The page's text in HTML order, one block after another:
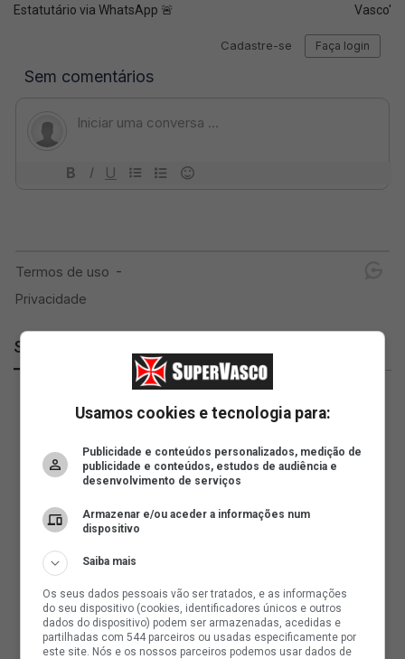
Estatutário via WhatsApp 🚨
Vasco'
SuperVasco
Usamos cookies e tecnologia para:
Publicidade e conteúdos personalizados, medição de
publicidade e conteúdos, estudos de audiência e
desenvolvimento de serviços
Armazenar e/ou aceder a informações num
dispositivo
Saiba mais
Os seus dados pessoais vão ser tratados, e as informações
do seu dispositivo (cookies, identificadores únicos e outros
dados do dispositivo) podem ser armazenadas, acedidas e
partilhadas com 544 parceiros ou usadas especificamente por
este site. Nós e os nossos parceiros podemos usar dados de